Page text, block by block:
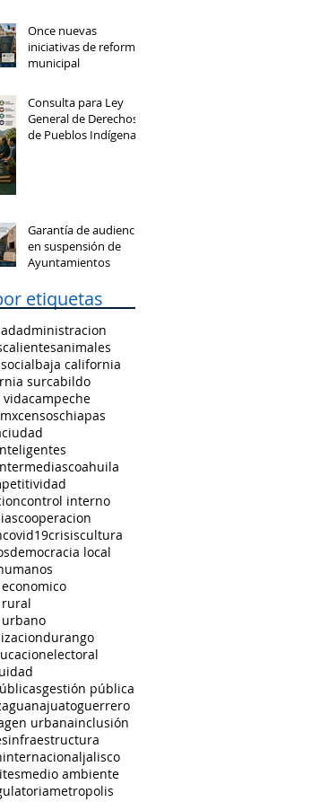
Once nuevas
iniciativas de reforma
municipal
Consulta para Ley
General de Derechos
de Pueblos Indígenas
Garantía de audiencia
en suspensión de
Ayuntamientos
etiquetas
administracion
animales
baja california
surcabildo
campeche
censoschiapas
ciudad
coahuila
control interno
cooperacion
covid19crisiscultura
democracia local
durango
electoral
gestión pública
guanajuatoguerrero
urbanainclusión
infraestructura
internacionaljalisco
medio ambiente
metropolis